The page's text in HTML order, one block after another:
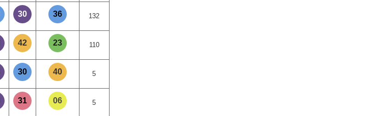
30 36 132
42 23 110
30 40 5
31 06 5